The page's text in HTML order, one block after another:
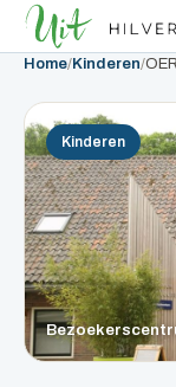
Home/Kinderen/
Kinderen